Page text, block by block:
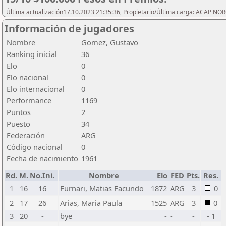
Última actualización17.10.2023 21:35:36, Propietario/Última carga: ACAP
Información de jugadores
Nombre
Gomez, Gustavo
Ranking inicial
36
Elo
0
Elo nacional
0
Elo internacional
0
Performance
1169
Puntos
2
Puesto
34
Federación
ARG
Código nacional
0
Fecha de nacimiento 1961
Rd. M. No.Ini. Nombre Elo FED Pts. Res.
1
16 16 Furnari, Matias Facundo 1872 ARG 3
0
2
17 26 Arias, Maria Paula 1525 ARG 3
0
3 20 - bye - - -
- 1